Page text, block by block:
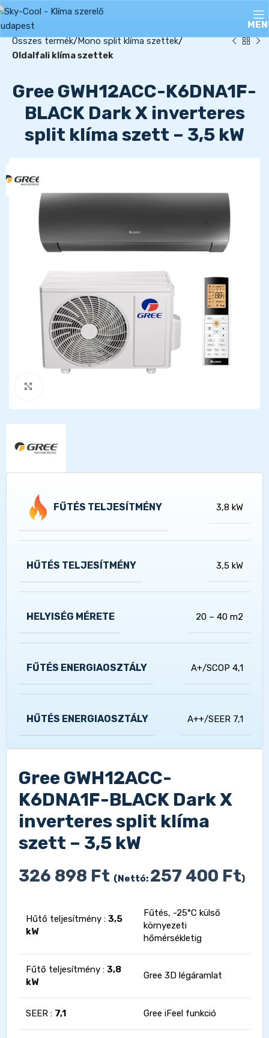
Összes termék Mono split klíma szettek
Oldalfali klíma szettek
Gree GWH12ACC-K6DNA1F-
BLACK Dark X inverteres
split klíma szett – 3,5 kW
FŰTÉS TELJESÍTMÉNY 3,8 kW
HŰTÉS TELJESÍTMÉNY 3,5 kW
HELYISÉG MÉRETE 20 – 40 m2
FŰTÉS ENERGIAOSZTÁLY A+/SCOP 4,1
HŰTÉS ENERGIAOSZTÁLY A++/SEER 7,1
Gree GWH12ACC-
K6DNA1F-BLACK Dark X
inverteres split klíma
szett – 3,5 kW
326 898 Ft (Nettó: 257 400 Ft)
Hűtő teljesítmény : 3,5
kW
Fűtés, -25°C külső
környezeti
hőmérsékletig
Fűtő teljesítmény : 3,8
kW
Gree 3D légáramlat
SEER : 7,1 Gree iFeel funkció